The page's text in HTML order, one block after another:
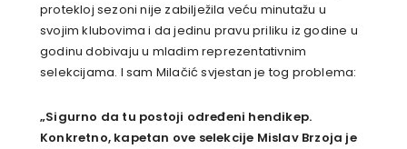
protekloj sezoni nije zabilježila veću minutažu u
svojim klubovima i da jedinu pravu priliku iz godine u
godinu dobivaju u mladim reprezentativnim
selekcijama. I sam Milačić svjestan je tog problema:
„Sigurno da tu postoji određeni hendikep.
Konkretno, kapetan ove selekcije Mislav Brzoja je